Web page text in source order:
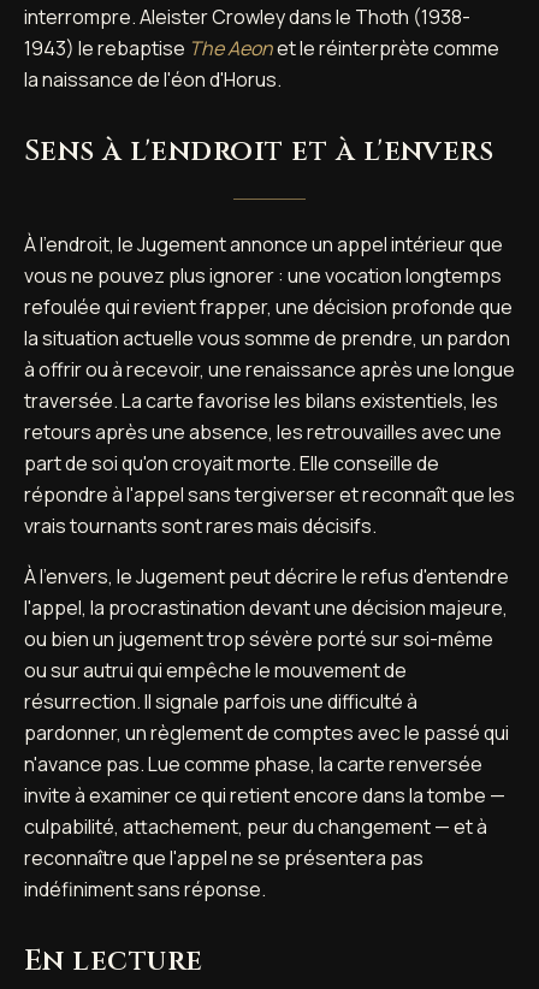
interrompre. Aleister Crowley dans le Thoth (1938-
1943) le rebaptise The Aeonet le réinterprète comme
la naissance de l'éon d'Horus.
Sens à l'endroit et à l'envers
À l'endroit, le Jugement annonce un appel intérieur que
vous ne pouvez plus ignorer : une vocation longtemps
refoulée qui revient frapper, une décision profonde que
la situation actuelle vous somme de prendre, un pardon
à offrir ou à recevoir, une renaissance après une longue
traversée. La carte favorise les bilans existentiels, les
retours après une absence, les retrouvailles avec une
part de soi qu'on croyait morte. Elle conseille de
répondre à l'appel sans tergiverser et reconnaît que les
vrais tournants sont rares mais décisifs.
À l'envers, le Jugement peut décrire le refus d'entendre
l'appel, la procrastination devant une décision majeure,
ou bien un jugement trop sévère porté sur soi-même
ou sur autrui qui empêche le mouvement de
résurrection. Il signale parfois une difficulté à
pardonner, un règlement de comptes avec le passé qui
n'avance pas. Lue comme phase, la carte renversée
invite à examiner ce qui retient encore dans la tombe —
culpabilité, attachement, peur du changement — et à
reconnaître que l'appel ne se présentera pas
indéfiniment sans réponse.
En lecture